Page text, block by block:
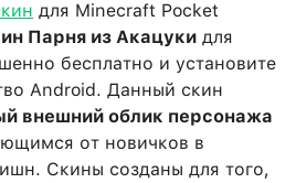
для Minecraft Pocket
Парня из Акацуки для
бесплатно и установите
Android. Данный скин
внешний облик персонажа
от новичков в
Скины созданы для того,